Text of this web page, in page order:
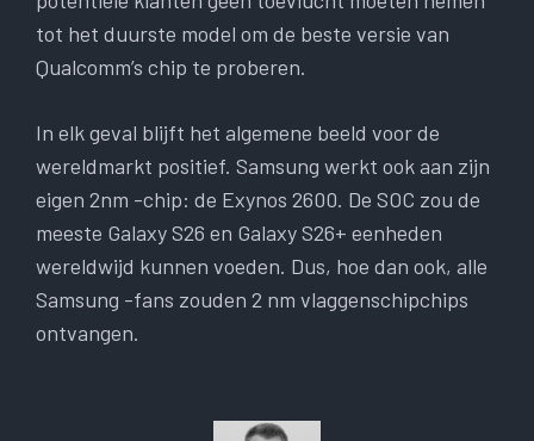
tot het duurste model om de beste versie van
Qualcomm’s chip te proberen.
In elk geval blijft het algemene beeld voor de
wereldmarkt positief. Samsung werkt ook aan zijn
eigen 2nm -chip: de Exynos 2600. De SOC zou de
meeste Galaxy S26 en Galaxy S26+ eenheden
wereldwijd kunnen voeden. Dus, hoe dan ook, alle
Samsung -fans zouden 2 nm vlaggenschipchips
ontvangen.